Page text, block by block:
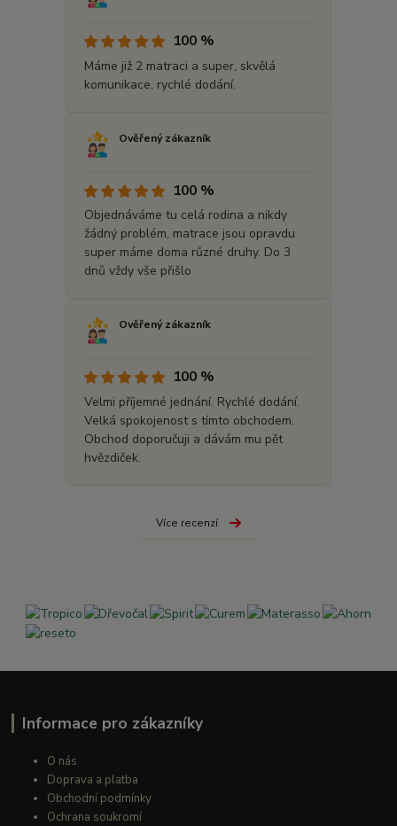
100 %
Máme již 2 matraci a super, skvělá
komunikace, rychlé dodání.
Ověřený zákazník
100 %
Objednáváme tu celá rodina a nikdy
žádný problém, matrace jsou opravdu
super máme doma různé druhy. Do 3
dnů vždy vše přišlo
Ověřený zákazník
100 %
Velmi příjemné jednání. Rychlé dodání.
Velká spokojenost s tímto obchodem.
Obchod doporučuji a dávám mu pět
hvězdiček.
Více recenzí
Informace pro zákazníky
O nás
Doprava a platba
Obchodní podmínky
Ochrana soukromí